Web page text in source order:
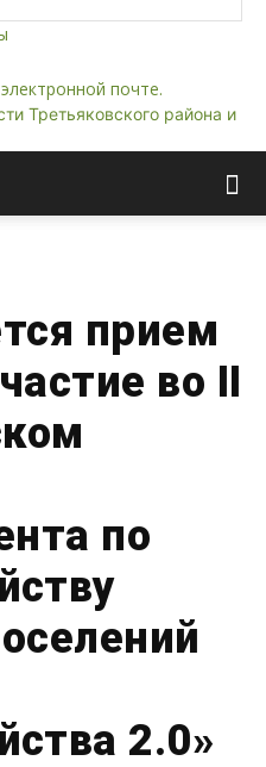
почте.
Третьяковского района и
прием
во II
по
2.0»